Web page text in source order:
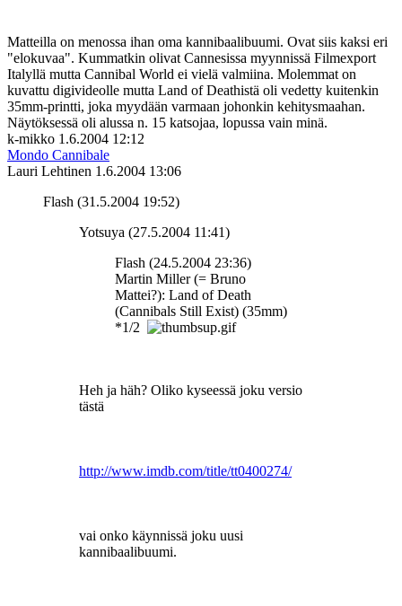
Matteilla on menossa ihan oma kannibaalibuumi. Ovat siis kaksi eri
"elokuvaa". Kummatkin olivat Cannesissa myynnissä Filmexport
Italyllä mutta Cannibal World ei vielä valmiina. Molemmat on
kuvattu digivideolle mutta Land of Deathistä oli vedetty kuitenkin
35mm-printti, joka myydään varmaan johonkin kehitysmaahan.
Näytöksessä oli alussa n. 15 katsojaa, lopussa vain minä.
k-mikko 1.6.2004 12:12
Mondo Cannibale
Lauri Lehtinen 1.6.2004 13:06
Flash (31.5.2004 19:52)
Yotsuya (27.5.2004 11:41)
Flash (24.5.2004 23:36)
Martin Miller (= Bruno
Mattei?): Land of Death
(Cannibals Still Exist) (35mm)
*1/2
Heh ja häh? Oliko kyseessä joku versio
tästä
http://www.imdb.com/title/tt0400274/
vai onko käynnissä joku uusi
kannibaalibuumi.